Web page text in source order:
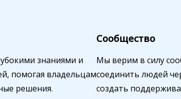
знаниями и
помогая владельцам
решения.
Сообщество
Мы верим в силу
соединить людей
создать